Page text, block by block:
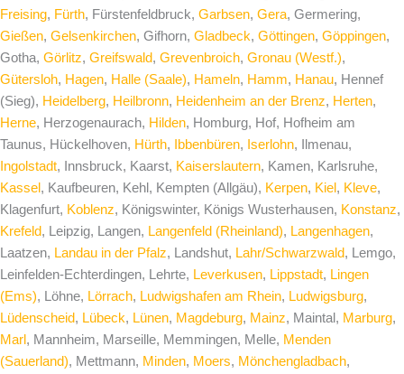
Freising, Fürth, Fürstenfeldbruck, Garbsen, Gera, Germering,
Gießen, Gelsenkirchen, Gifhorn, Gladbeck, Göttingen, Göppingen,
Gotha, Görlitz, Greifswald, Grevenbroich, Gronau (Westf.),
Gütersloh, Hagen, Halle (Saale), Hameln, Hamm, Hanau, Hennef
(Sieg), Heidelberg, Heilbronn, Heidenheim an der Brenz, Herten,
Herne, Herzogenaurach, Hilden, Homburg, Hof, Hofheim am
Taunus, Hückelhoven, Hürth, Ibbenbüren, Iserlohn, Ilmenau,
Ingolstadt, Innsbruck, Kaarst, Kaiserslautern, Kamen, Karlsruhe,
Kassel , Kaufbeuren, Kehl, Kempten (Allgäu), Kerpen, Kiel , Kleve,
Klagenfurt, Koblenz, Königswinter, Königs Wusterhausen, Konstanz,
Krefeld, Leipzig, Langen, Langenfeld (Rheinland), Langenhagen,
Laatzen, Landau in der Pfalz, Landshut, Lahr/Schwarzwald, Lemgo,
Leinfelden-Echterdingen, Lehrte, Leverkusen, Lippstadt, Lingen
(Ems), Löhne, Lörrach, Ludwigshafen am Rhein, Ludwigsburg,
Lüdenscheid, Lübeck, Lünen, Magdeburg, Mainz, Maintal, Marburg,
Marl , Mannheim, Marseille, Memmingen, Melle, Menden
(Sauerland), Mettmann, Minden, Moers, Mönchengladbach,